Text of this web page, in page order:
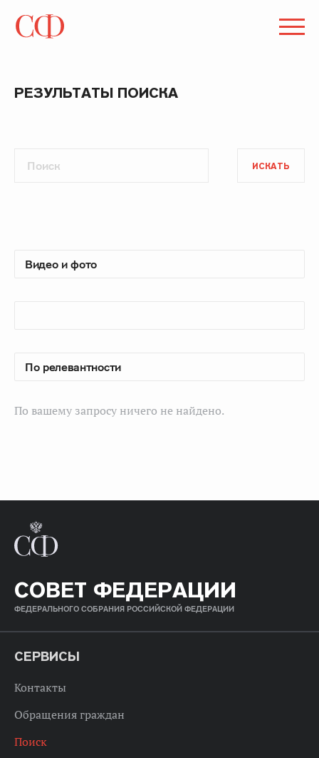
РЕЗУЛЬТАТЫ ПОИСКА
ИСКАТЬ
По вашему запросу ничего не найдено.
СОВЕТ ФЕДЕРАЦИИ
ФЕДЕРАЛЬНОГО СОБРАНИЯ РОССИЙСКОЙ ФЕДЕРАЦИИ
СЕРВИСЫ
Контакты
Обращения граждан
Поиск